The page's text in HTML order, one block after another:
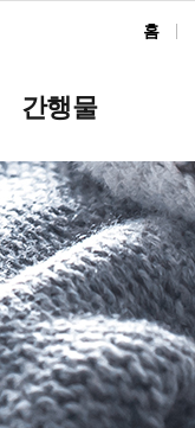
홈
간행물